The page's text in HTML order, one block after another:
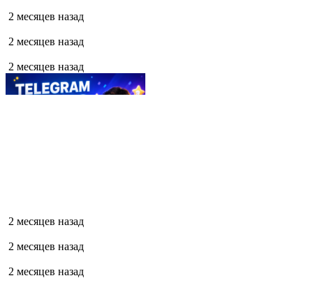
2 месяцев назад
2 месяцев назад
2 месяцев назад
2 месяцев назад
2 месяцев назад
2 месяцев назад